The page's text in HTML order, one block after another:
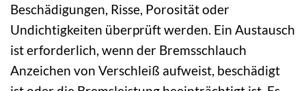
Beschädigungen, Risse, Porosität oder
Undichtigkeiten überprüft werden. Ein Austausch
ist erforderlich, wenn der Bremsschlauch
Anzeichen von Verschleiß aufweist, beschädigt